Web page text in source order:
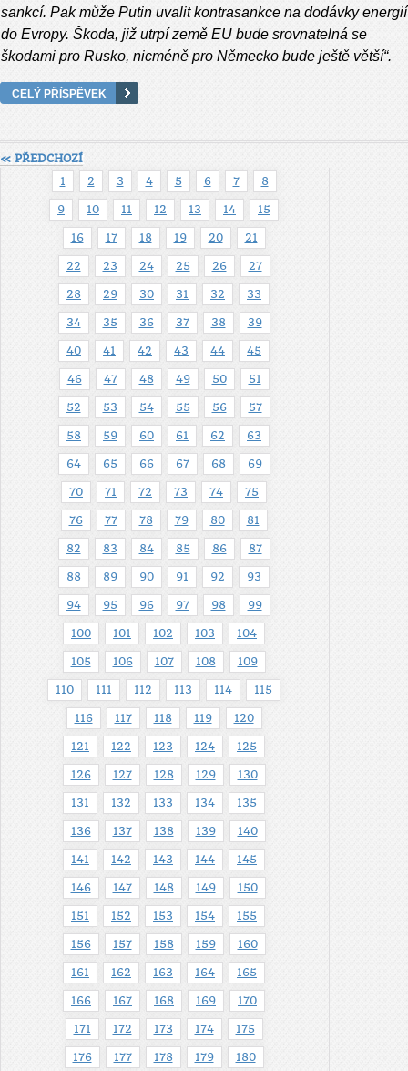
sankcí. Pak může Putin uvalit kontrasankce na dodávky energií
do Evropy. Škoda, již utrpí země EU bude srovnatelná se
škodami pro Rusko, nicméně pro Německo bude ještě větší“.
CELÝ PŘÍSPĚVEK
« PŘEDCHOZÍ
1
2 3 4 5 6 7 8
9 10 11 12 13 14 15
16 17 18 19 20 21
22 23 24 25 26 27
28 29 30 31 32 33
34 35 36 37 38 39
40 41 42 43 44 45
46 47 48 49 50 51
52 53 54 55 56 57
58 59 60 61 62 63
64 65 66 67 68 69
70 71 72 73 74 75
76 77 78 79 80 81
82 83 84 85 86 87
88 89 90 91 92 93
94 95 96 97 98 99
100 101 102 103 104
105 106 107 108 109
110 111 112 113 114 115
116 117 118 119 120
121 122 123 124 125
126 127 128 129 130
131 132 133 134 135
136 137 138 139 140
141 142 143 144 145
146 147 148 149 150
151 152 153 154 155
156 157 158 159 160
161 162 163 164 165
166 167 168 169 170
171 172 173 174 175
176 177 178 179 180